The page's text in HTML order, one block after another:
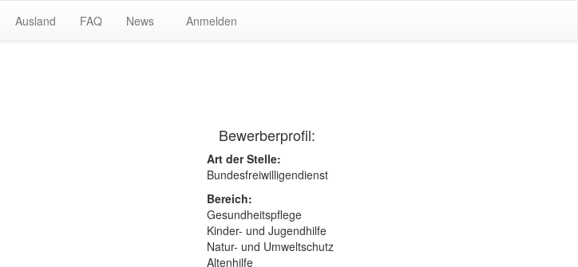
Ausland FAQ News Anmelden
Bewerberprofil:
Art der Stelle:
Bundesfreiwilligendienst
Bereich:
Gesundheitspflege
Kinder- und Jugendhilfe
Natur- und Umweltschutz
Altenhilfe